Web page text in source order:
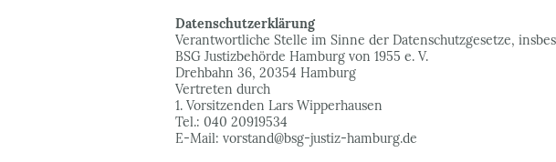
Datenschutzerklärung
Verantwortliche Stelle im Sinne der Datenschutzgesetze,
BSG Justizbehörde Hamburg von 1955 e. V.
Drehbahn 36, 20354 Hamburg
Vertreten durch
1. Vorsitzenden Lars Wipperhausen
Tel.: 040 20919534
E-Mail: vorstand@bsg-justiz-hamburg.de